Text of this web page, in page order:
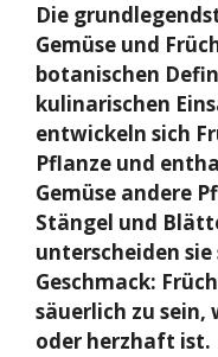
Die
Gemüse und
botanischen
kulinarischen
entwickeln sich
Pflanze und
Gemüse andere
Stängel und
unterscheiden
Geschmack:
säuerlich zu sein,
oder herzhaft ist.